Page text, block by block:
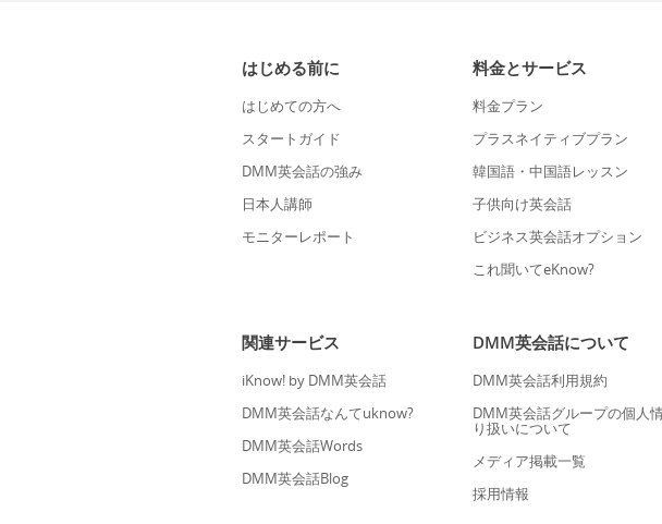
はじめる前に
はじめての方へ
スタートガイド
DMM英会話の強み
日本人講師
モニターレポート
料金とサービス
料金プラン
プラスネイティブプラン
韓国語・中国語レッスン
子供向け英会話
ビジネス英会話オプション
これ聞いてeKnow?
関連サービス
iKnow! by DMM英会話
DMM英会話なんてuknow?
DMM英会話Words
DMM英会話Blog
DMM英会話について
DMM英会話利用規約
DMM英会話グループの個人
り扱いについて
メディア掲載一覧
採用情報